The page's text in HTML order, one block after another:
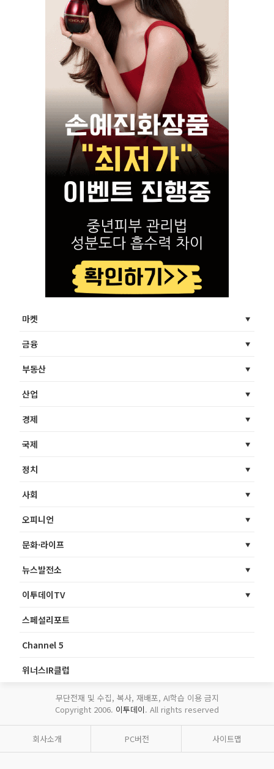
마켓
금융
부동산
산업
경제
국제
정치
사회
오피니언
문화·라이프
뉴스발전소
이투데이TV
스페셜리포트
Channel 5
위너스IR클럽
무단전재 및 수집, 복사, 재배포, AI학습 이용 금지
Copyright 2006. 이투데이. All rights reserved
회사소개 PC버전 사이트맵